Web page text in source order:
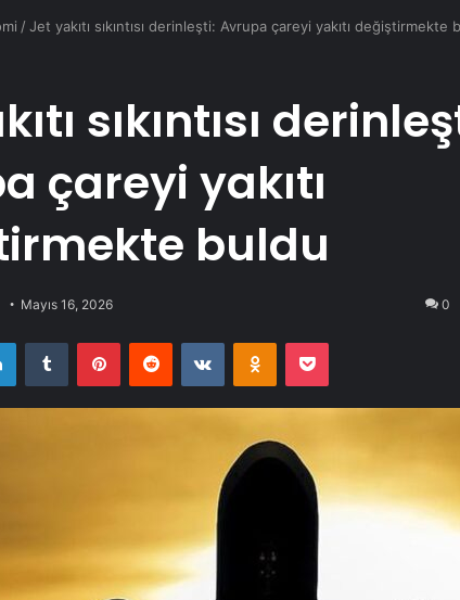
/Jet yakıtı sıkıntısı derinleşti: Avrupa çareyi yakıtı değiştirmekte
sıkıntısı
çareyi yakıtı
buldu
Mayıs 16, 2026 0
LinkedInTumblr PinterestReddit VKontakteOdnoklassniki
Pocket